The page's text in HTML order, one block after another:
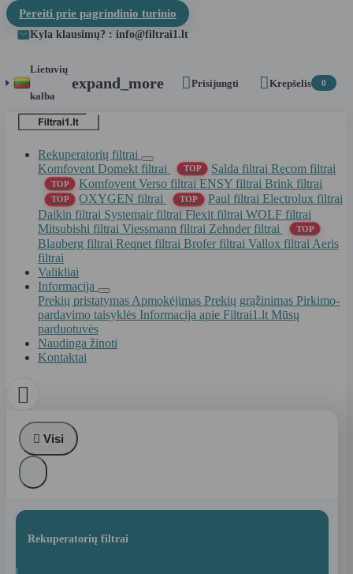
Pereiti prie pagrindinio turinio
Kyla klausimų? : info@filtrai1.lt
Lietuvių
kalba
expand_more Prisijungti Krepšelis 0
Rekuperatorių filtrai
Komfovent Domekt filtrai
TOP Salda filtraiRecom filtrai
TOP Komfovent Verso filtraiENSY filtraiBrink filtrai
TOP OXYGEN filtrai TOP Paul filtrai Electrolux filtrai
Daikin filtrai Systemair filtrai Flexit filtrai WOLF filtrai
Mitsubishi filtrai Viessmann filtrai Zehnder filtrai TOP
Blauberg filtrai Reqnet filtrai Brofer filtrai Vallox filtrai Aeris
filtrai
Valikliai
Informacija
Prekių pristatymas Apmokėjimas Prekių grąžinimas Pirkimo-
pardavimo taisyklės Informacija apie Filtrai1.lt Mūsų
parduotuvės
Naudinga žinoti
Kontaktai

 Visi
Rekuperatorių filtrai